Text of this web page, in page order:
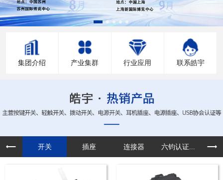
集团介绍 产业集群 行业应用 联系皓宇
开关 插座 连接器 六钧认证... 定